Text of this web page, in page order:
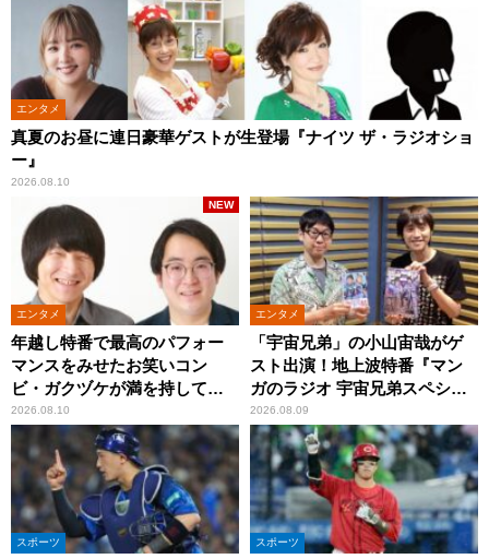
エンタメ
真夏のお昼に連日豪華ゲストが生登場『ナイツ ザ・ラジオショ
ー』
2026.08.10
エンタメ
年越し特番で最高のパフォー
マンスをみせたお笑いコン
ビ・ガクヅケが満を持して
『オールナイトニッポン
0(ZERO)』に登場！
2026.08.10
NEW
エンタメ
「宇宙兄弟」の小山宙哉がゲ
スト出演！地上波特番『マン
ガのラジオ 宇宙兄弟スペシャ
ル 』
2026.08.09
スポーツ スポーツ